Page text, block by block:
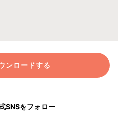
ンロードする
SNSをフォロー